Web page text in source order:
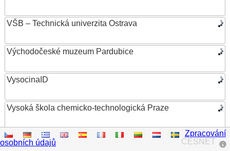
VŠB – Technická univerzita Ostrava
Východočeské muzeum Pardubice
VysocinaID
Vysoká škola chemicko-technologická Praze
Vysoká škola ekonomická v Praze
CESNET
Zpracování
osobních údajů